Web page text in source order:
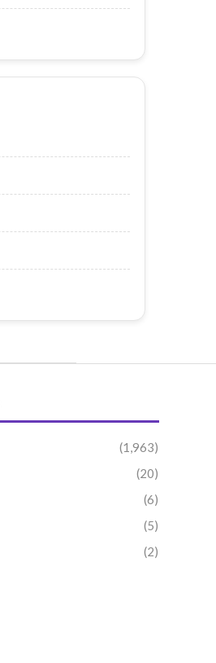
(1,963)
(20)
(6)
(5)
(2)